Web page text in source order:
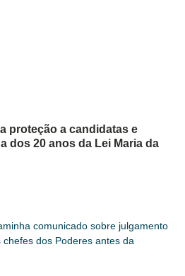
proteção a candidatas e
dos 20 anos da Lei Maria da